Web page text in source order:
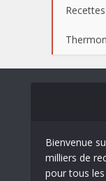
Bienvenue
milliers de
pour tous